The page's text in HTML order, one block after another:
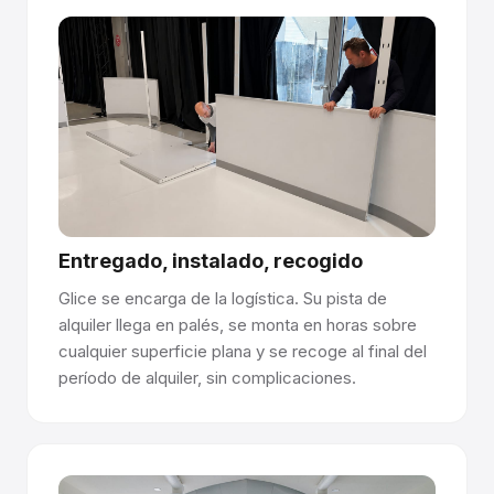
Fácil de gestionar con la certificación Rink
Manager.
Glice ofrece la certificación Rink Manager para ayudar a
su equipo a operar y mantener la pista, garantizando la
calidad de la superficie a largo plazo y una experiencia de
patinaje de clase mundial.
¿Tiene preguntas sobre cómo funciona el hielo
sintético? Hable con nuestro equipo →
Entregado, instalado, recogido
Glice se encarga de la logística. Su pista de
alquiler llega en palés, se monta en horas sobre
cualquier superficie plana y se recoge al final del
período de alquiler, sin complicaciones.